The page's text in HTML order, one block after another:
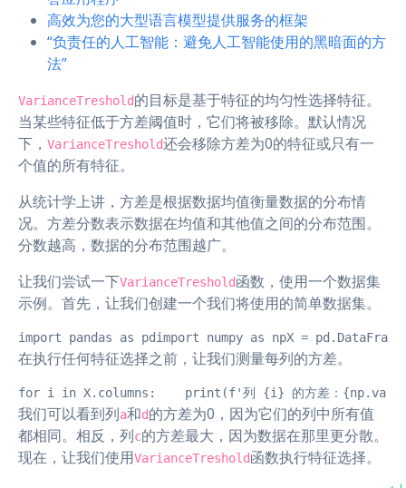
高效为您的大型语言模型提供服务的框架
“负责任的人工智能：避免人工智能使用的黑暗面的方
法”
VarianceTreshold的目标是基于特征的均匀性选择特征。
当某些特征低于方差阈值时，它们将被移除。默认情况
下， VarianceTreshold还会移除方差为0的特征或只有一
个值的所有特征。
从统计学上讲，方差是根据数据均值衡量数据的分布情
况。方差分数表示数据在均值和其他值之间的分布范围。
分数越高，数据的分布范围越广。
让我们尝试一下VarianceTreshold函数，使用一个数据集
示例。首先，让我们创建一个我们将使用的简单数据集。
import pandas as pdimport numpy as npX =
在执行任何特征选择之前，让我们测量每列的方差。
for i in X.columns:    print(f'列 {i} 的方差：
我们可以看到列a和d的方差为0，因为它们的列中所有值
都相同。相反，列c的方差最大，因为数据在那里更分散。
现在，让我们使用VarianceTreshold函数执行特征选择。